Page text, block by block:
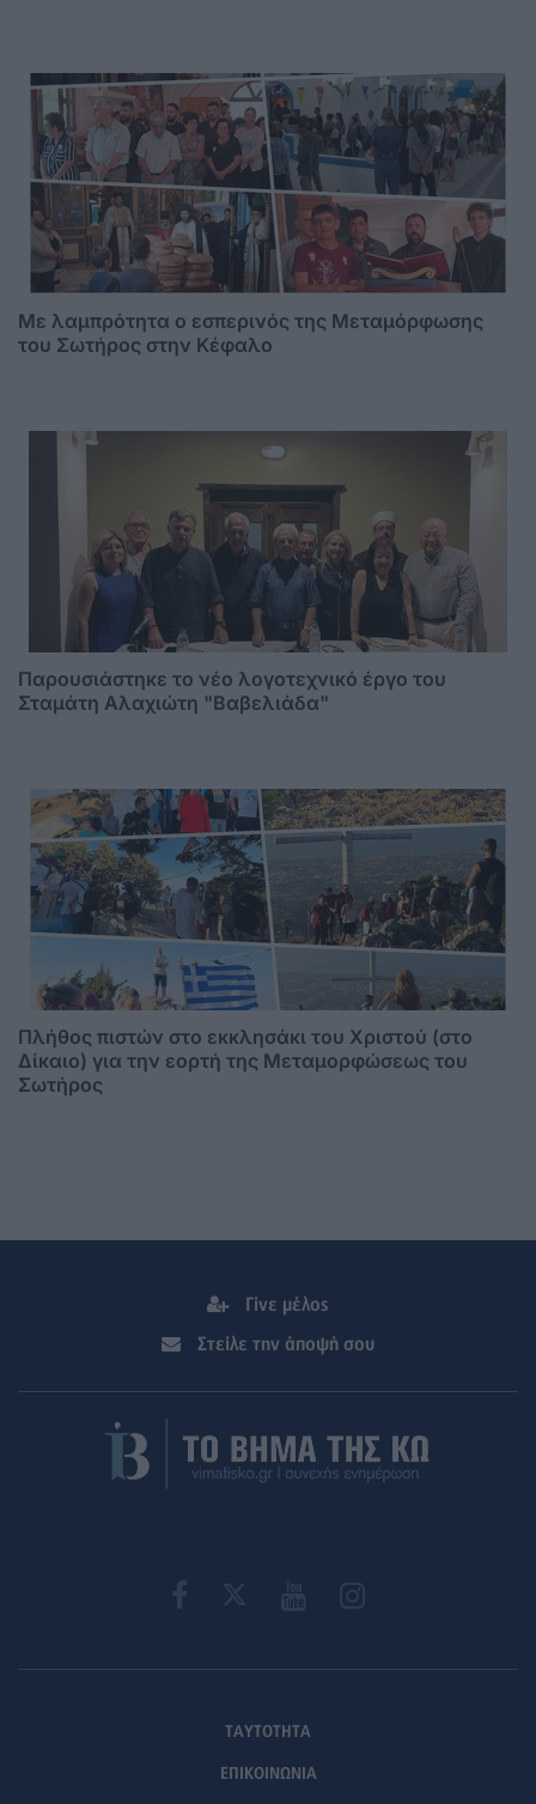
Με λαμπρότητα ο εσπερινός της Μεταμόρφωσης
του Σωτήρος στην Κέφαλο
Παρουσιάστηκε το νέο λογοτεχνικό έργο του
Σταμάτη Αλαχιώτη "Βαβελιάδα"
Πλήθος πιστών στο εκκλησάκι του Χριστού (στο
Δίκαιο) για την εορτή της Μεταμορφώσεως του
Σωτήρος
Γίνε μέλος
Στείλε την άποψή σου
ΤΑΥΤΟΤΗΤΑ
ΕΠΙΚΟΙΝΩΝΙΑ